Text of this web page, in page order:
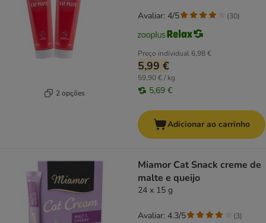
2 opções
Preço individual 6,98 €
5,99 €
59,90 € / kg
5,69 €
Avaliar: 4/5 (30)
Adicionar ao carrinho
Miamor Cat Snack creme de
malte e queijo
24 x 15 g
Avaliar: 4.3/5 (3)